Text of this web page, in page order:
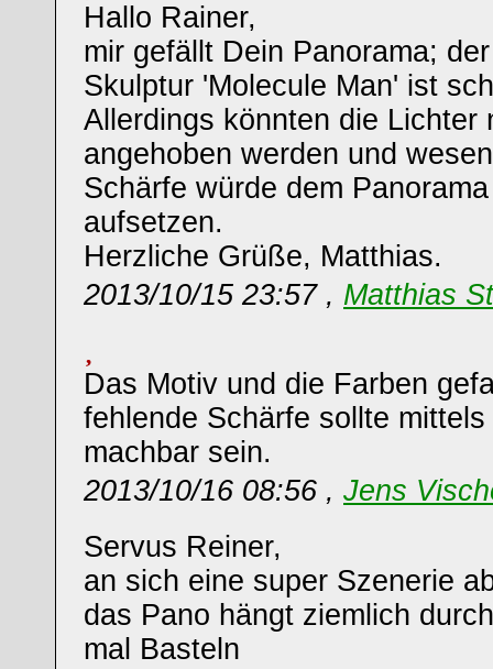
Hallo Rainer,
mir gefällt Dein Panorama;
Skulptur 'Molecule Man' ist
Allerdings könnten die Lichter
angehoben werden und
Schärfe würde dem
aufsetzen.
Herzliche Grüße, Matthias.
2013/10/15 23:57 , Matthias
Das Motiv und die Farben
fehlende Schärfe sollte
machbar sein.
2013/10/16 08:56 , Jens
Servus Reiner,
an sich eine super Szenerie
das Pano hängt ziemlich
mal Basteln